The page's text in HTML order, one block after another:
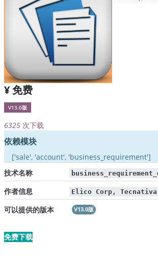
¥ 免费
V13.0版
6325 次下载
依赖模块
['sale', 'account', 'business_requirement']
技术名称
作者信息 Elico Corp,
可以提供的版本 V13.0版
免费下载